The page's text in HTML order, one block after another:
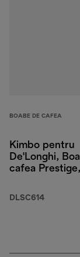
BOABE DE CAFEA
Kimbo pentru
De'Longhi,
cafea
250 g
DLSC614